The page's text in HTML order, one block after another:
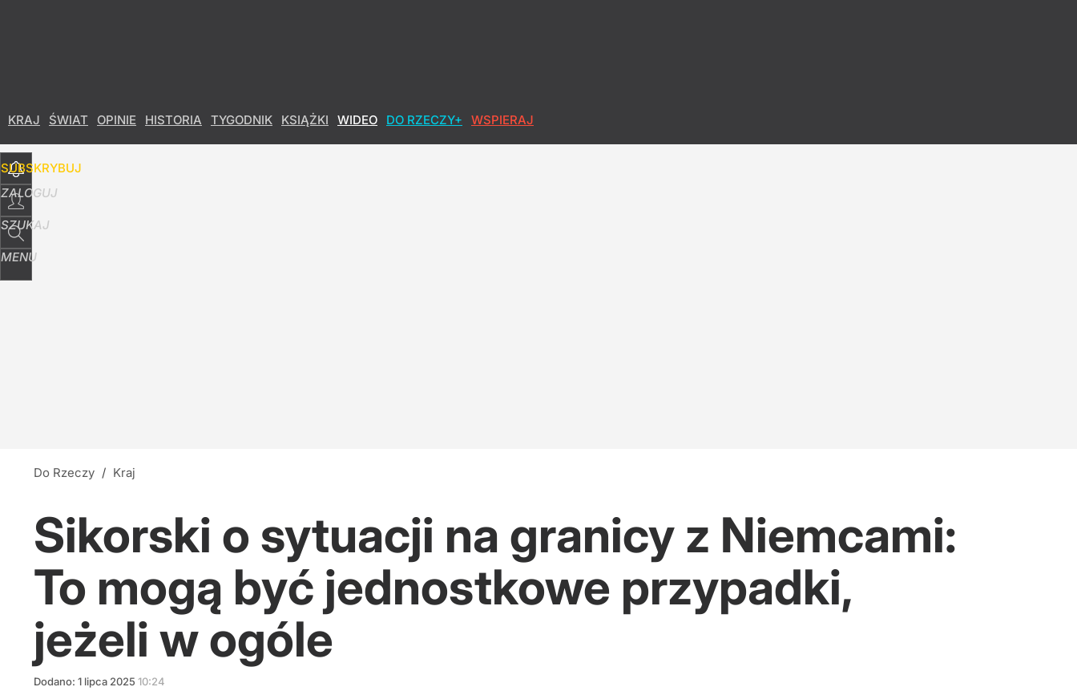
KRAJ ŚWIAT OPINIE HISTORIA TYGODNIK KSIĄŻKI WIDEO DO RZECZY+ WSPIERAJ
SUBSKRYBUJ
ZALOGUJ
SZUKAJ
MENU
Do Rzeczy / Kraj
Sikorski o sytuacji na granicy z Niemcami:
To mogą być jednostkowe przypadki,
jeżeli w ogóle
Dodano: 1 lipca 2025 10:24